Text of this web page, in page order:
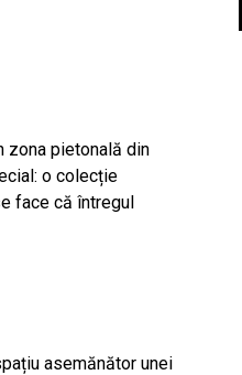
zona pietonală din
o colecție
face că întregul
asemănător unei